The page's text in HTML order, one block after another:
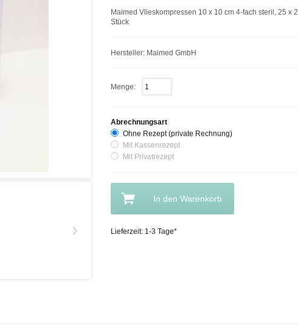
Maimed Vlieskompressen 10 x 10 cm 4-fach steril, 25 x 2
Stück
Hersteller: Maimed GmbH
Menge:
Abrechnungsart
Ohne Rezept (private Rechnung)
Mit Kassenrezept
Mit Privatrezept
In den Warenkorb
Lieferzeit: 1-3 Tage*